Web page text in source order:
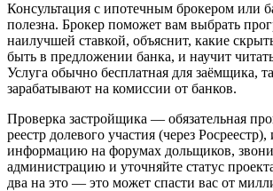
Консультация с ипотечным брокером или
полезна. Брокер поможет вам выбрать
наилучшей ставкой, объяснит, какие
быть в предложении банка, и научит
Услуга обычно бесплатная для заёмщика,
зарабатывают на комиссии от банков.
Проверка застройщика — обязательная
реестр долевого участия (через
информацию на форумах дольщиков,
администрацию и уточняйте статус
два на это — это может спасти вас от